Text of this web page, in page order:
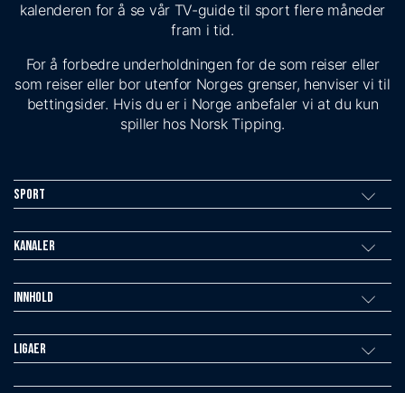
kalenderen for å se vår TV-guide til sport flere måneder
fram i tid.
For å forbedre underholdningen for de som reiser eller
som reiser eller bor utenfor Norges grenser, henviser vi til
bettingsider. Hvis du er i Norge anbefaler vi at du kun
spiller hos Norsk Tipping.
Sport
Kanaler
Innhold
Ligaer